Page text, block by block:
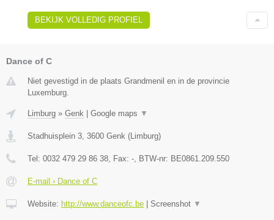
BEKIJK VOLLEDIG PROFIEL
Dance of C
Niet gevestigd in de plaats Grandmenil en in de provincie
Luxemburg.
Limburg » Genk | Google maps ▼
Stadhuisplein 3 3600 Genk (Limburg)
Tel: 0032 479 29 86 38 , Fax: - , BTW-nr: BE0861.209.550
E-mail › Dance of C
Website: http://www.danceofc.be | Screenshot ▼